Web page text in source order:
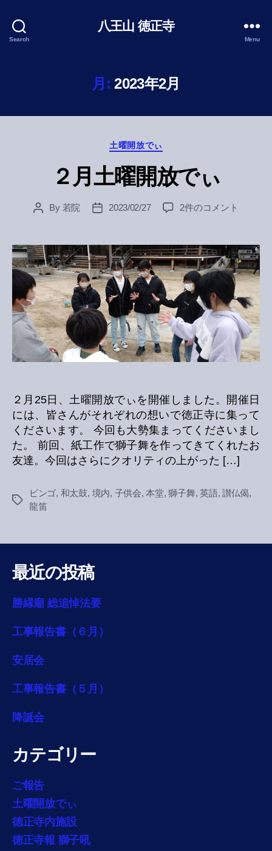
Search
八王山 徳正寺
Menu
月: 2023年2月
Categories
土曜開放でぃ
２月土曜開放でぃ
PostBy 若院
Post2023/02/27
２
曜
開
放
で
ぃ
へ
の
2件のコメント
２月25日、土曜開放でぃを開催しました。開催日
には、皆さんがそれぞれの想いで徳正寺に集って
くださいます。 今回も大勢集まってくださいまし
た。 前回、紙工作で獅子舞を作ってきてくれたお
友達。今回はさらにクオリティの上がった […]
Tags
ビンゴ, 和太鼓, 境内, 子供会,本堂,獅子舞, 英語, 讃仏偈,
龍笛
最近の投稿
勝縁廟 総追悼法要
工事報告書（６月）
安居会
工事報告書（５月）
降誕会
カテゴリー
ご報告
土曜開放でぃ
徳正寺内施設
徳正寺報 獅子吼